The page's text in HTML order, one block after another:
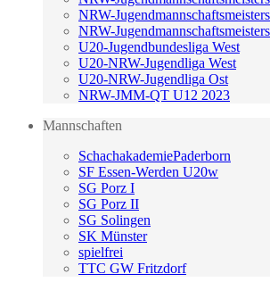
NRW-
NRW-
U20-Jugendbundesliga West
U20-NRW-Jugendliga West
U20-NRW-Jugendliga Ost
NRW-JMM-QT U12 2023
Mannschaften
SchachakademiePaderborn
SF Essen-Werden U20w
SG Porz I
SG Porz II
SG Solingen
SK Münster
spielfrei
TTC GW Fritzdorf